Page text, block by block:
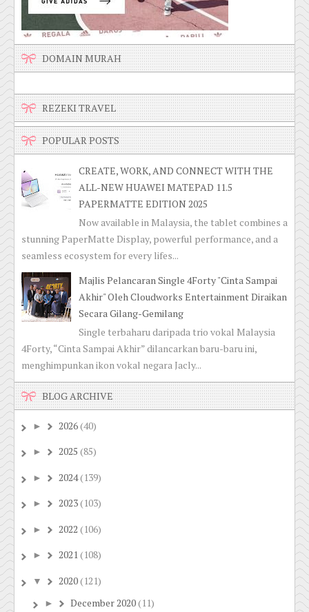
DOMAIN MURAH
REZEKI TRAVEL
POPULAR POSTS
CREATE, WORK, AND CONNECT WITH THE
ALL-NEW HUAWEI MATEPAD 11.5
PAPERMATTE EDITION 2025
Now available in Malaysia, the tablet combines a
stunning PaperMatte Display, powerful performance, and a
seamless ecosystem for every lifes...
Majlis Pelancaran Single 4Forty "Cinta Sampai
Akhir" Oleh Cloudworks Entertainment Diraikan
Secara Gilang-Gemilang
Single terbaharu daripada trio vokal Malaysia
4Forty, “Cinta Sampai Akhir” dilancarkan baru-baru ini,
menghimpunkan ikon vokal negara Jacly...
BLOG ARCHIVE
► 2026(40)
► 2025 (85)
► 2024(139)
► 2023(103)
► 2022 (106)
► 2021(108)
▼ 2020(121)
► December 2020(11)